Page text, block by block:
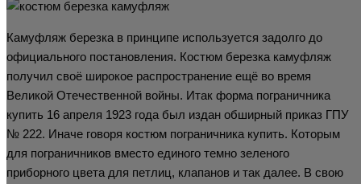
Камуфляж березка в принципе используется задолго до
официального постановления. Костюм березка камуфляж
получил своё широкое распространение ещё во время
Великой Отечественной войны. Итак форма пограничника
купить 16 апреля 1923 года был издан обширный приказ ГПУ
№ 222. Иначе говоря костюм пограничника купить. Которым
для пограничников вместо единого темно зеленого
приборного цвета для петлиц, клапанов и так далее. В свою